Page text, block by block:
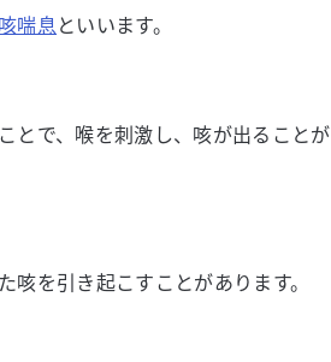
咳喘息 といいます。
とで、喉を刺激し、咳が出ることが
を引き起こすことがあります。